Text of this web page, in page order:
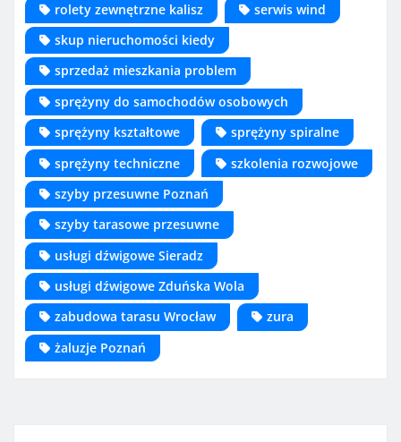
rolety zewnętrzne kalisz
serwis wind
skup nieruchomości kiedy
sprzedaż mieszkania problem
sprężyny do samochodów osobowych
sprężyny kształtowe
sprężyny spiralne
sprężyny techniczne
szkolenia rozwojowe
szyby przesuwne Poznań
szyby tarasowe przesuwne
usługi dźwigowe Sieradz
usługi dźwigowe Zduńska Wola
zabudowa tarasu Wrocław
zura
żaluzje Poznań